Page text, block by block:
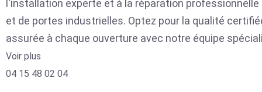
l'installation experte et à la réparation
et de portes industrielles. Optez pour la qualité
assurée à chaque ouverture avec notre équipe
Voir plus
04 15 48 02 04